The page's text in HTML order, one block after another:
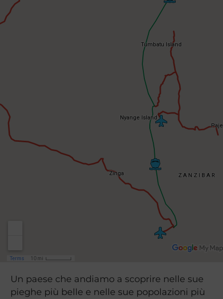
Un paese che andiamo a scoprire nelle sue
pieghe più belle e nelle sue popolazioni più